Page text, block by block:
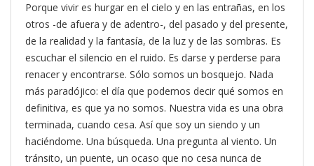
Porque vivir es hurgar en el cielo y en las entrañas, en los
otros -de afuera y de adentro-, del pasado y del presente,
de la realidad y la fantasía, de la luz y de las sombras. Es
escuchar el silencio en el ruido. Es darse y perderse para
renacer y encontrarse. Sólo somos un bosquejo. Nada
más paradójico: el día que podemos decir qué somos en
definitiva, es que ya no somos. Nuestra vida es una obra
terminada, cuando cesa. Así que soy un siendo y un
haciéndome. Una búsqueda. Una pregunta al viento. Un
tránsito, un puente, un ocaso que no cesa nunca de